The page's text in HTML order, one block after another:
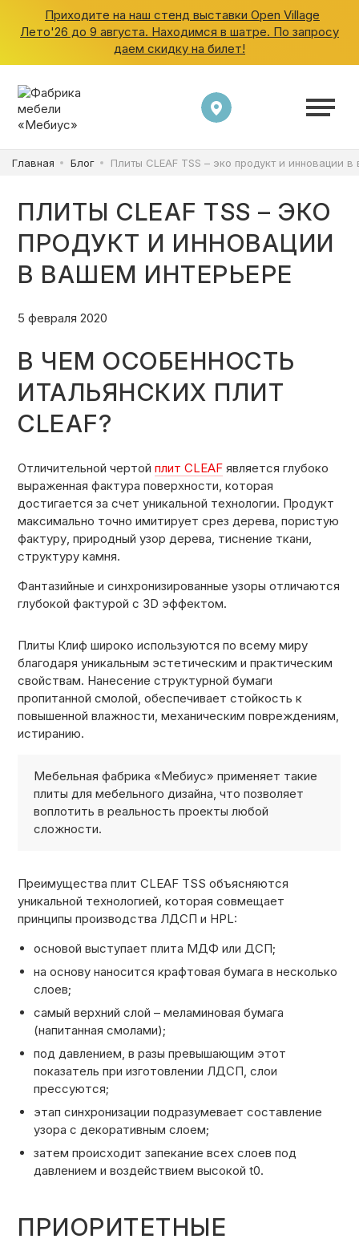
Приходите на наш стенд выставки Open Village
Лето'26 до 9 августа. Находимся в шатре. По запросу
даем скидку на билет!
Главная Блог Плиты CLEAF TSS – эко продукт и инновации
ПЛИТЫ CLEAF TSS – ЭКО
ПРОДУКТ И ИННОВАЦИИ
В ВАШЕМ ИНТЕРЬЕРЕ
5 февраля 2020
В ЧЕМ ОСОБЕННОСТЬ
ИТАЛЬЯНСКИХ ПЛИТ
CLEAF?
Отличительной чертойплит CLEAF является глубоко
выраженная фактура поверхности, которая
достигается за счет уникальной технологии. Продукт
максимально точно имитирует срез дерева, пористую
фактуру, природный узор дерева, тиснение ткани,
структуру камня.
Фантазийные и синхронизированные узоры отличаются
глубокой фактурой с 3D эффектом.
Плиты Клиф широко используются по всему миру
благодаря уникальным эстетическим и практическим
свойствам. Нанесение структурной бумаги
пропитанной смолой, обеспечивает стойкость к
повышенной влажности, механическим повреждениям,
истиранию.
Мебельная фабрика «Мебиус» применяет такие
плиты для мебельного дизайна, что позволяет
воплотить в реальность проекты любой
сложности.
Преимущества плит CLEAF TSS объясняются
уникальной технологией, которая совмещает
принципы производства ЛДСП и HPL:
основой выступает плита МДФ или ДСП;
на основу наносится крафтовая бумага в несколько
слоев;
самый верхний слой – меламиновая бумага
(напитанная смолами);
под давлением, в разы превышающим этот
показатель при изготовлении ЛДСП, слои
прессуются;
этап синхронизации подразумевает составление
узора с декоративным слоем;
затем происходит запекание всех слоев под
давлением и воздействием высокой t0.
ПРИОРИТЕТНЫЕ
ШКАФЫ
КУХНИ
ДЕТСКИЕ
ВАННАЯ
КОНТАКТЫ
КАТАЛОГ МЕБЕЛИ
О ФАБРИКЕ
НАШЕ ПРОИЗВОДСТВО
ГАРАНТИИ
ОТЗЫВЫ
СОТРУДНИЧЕСТВО
3D ПРОЕКТ В ПОДАРОК
БЛОГ О ДИЗАЙНЕ МЕБЕЛИ